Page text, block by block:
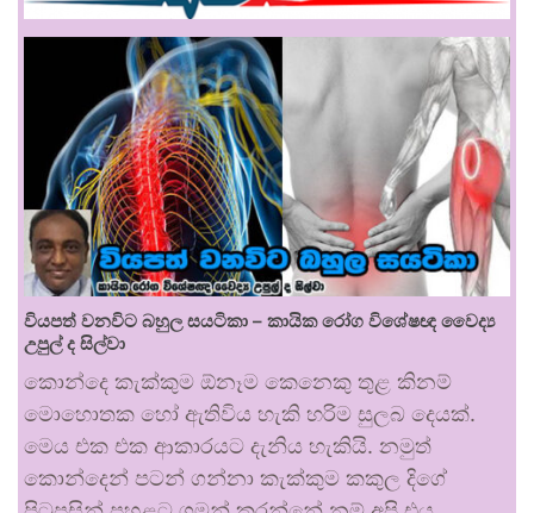
වියපත් වනවිට බහුල සයටිකා – කායික රෝග විශේෂඥ වෛද්‍ය
උපුල් ද සිල්වා
කොන්දෙ කැක්කුම ඕනෑම කෙනෙකු තුළ කිනම්
මොහොතක හෝ ඇතිවිය හැකි හරිම සුලබ දෙයක්.
මෙය එක එක ආකාරයට දැනිය හැකියි. නමුත්
කොන්දෙන් පටන් ගන්නා කැක්කුම කකුල දිගේ